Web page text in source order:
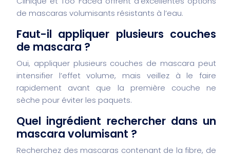
de mascaras volumisants résistants à l’eau.
Faut-il appliquer plusieurs couches
de mascara ?
Oui, appliquer plusieurs couches de mascara peut
intensifier l’effet volume, mais veillez à le faire
rapidement avant que la première couche ne
sèche pour éviter les paquets.
Quel ingrédient rechercher dans un
mascara volumisant ?
Recherchez des mascaras contenant de la fibre, de